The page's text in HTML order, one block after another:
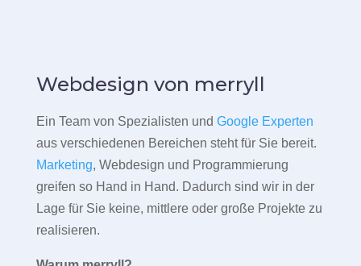
Webdesign von merryll
Ein Team von Spezialisten und Google Experten
aus verschiedenen Bereichen steht für Sie bereit.
Marketing, Webdesign und Programmierung
greifen so Hand in Hand. Dadurch sind wir in der
Lage für Sie keine, mittlere oder große Projekte zu
realisieren.